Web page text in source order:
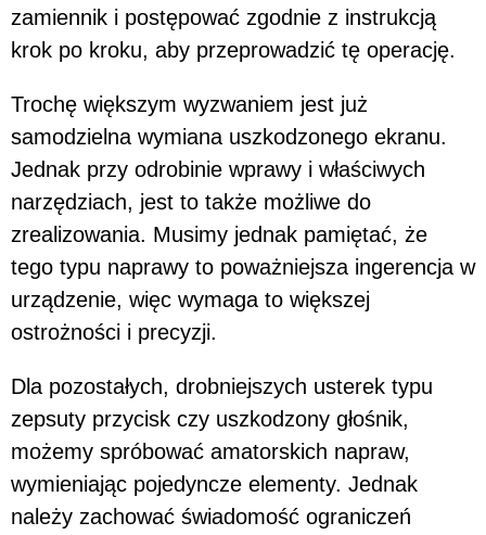
zamiennik i postępować zgodnie z instrukcją
krok po kroku, aby przeprowadzić tę operację.
Trochę większym wyzwaniem jest już
samodzielna wymiana uszkodzonego ekranu.
Jednak przy odrobinie wprawy i właściwych
narzędziach, jest to także możliwe do
zrealizowania. Musimy jednak pamiętać, że
tego typu naprawy to poważniejsza ingerencja w
urządzenie, więc wymaga to większej
ostrożności i precyzji.
Dla pozostałych, drobniejszych usterek typu
zepsuty przycisk czy uszkodzony głośnik,
możemy spróbować amatorskich napraw,
wymieniając pojedyncze elementy. Jednak
należy zachować świadomość ograniczeń